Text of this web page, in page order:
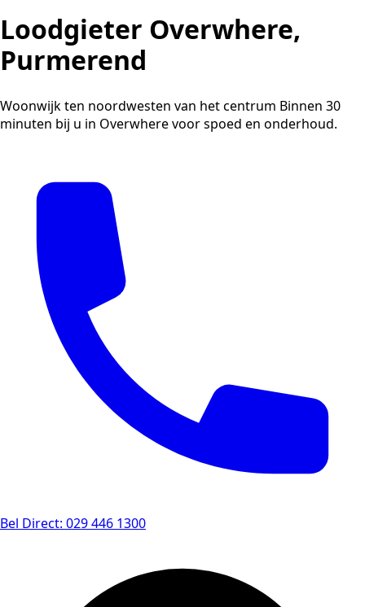
Loodgieter Overwhere,
Purmerend
Woonwijk ten noordwesten van het centrum Binnen 30
minuten bij u in Overwhere voor spoed en onderhoud.
Bel Direct: 029 446 1300